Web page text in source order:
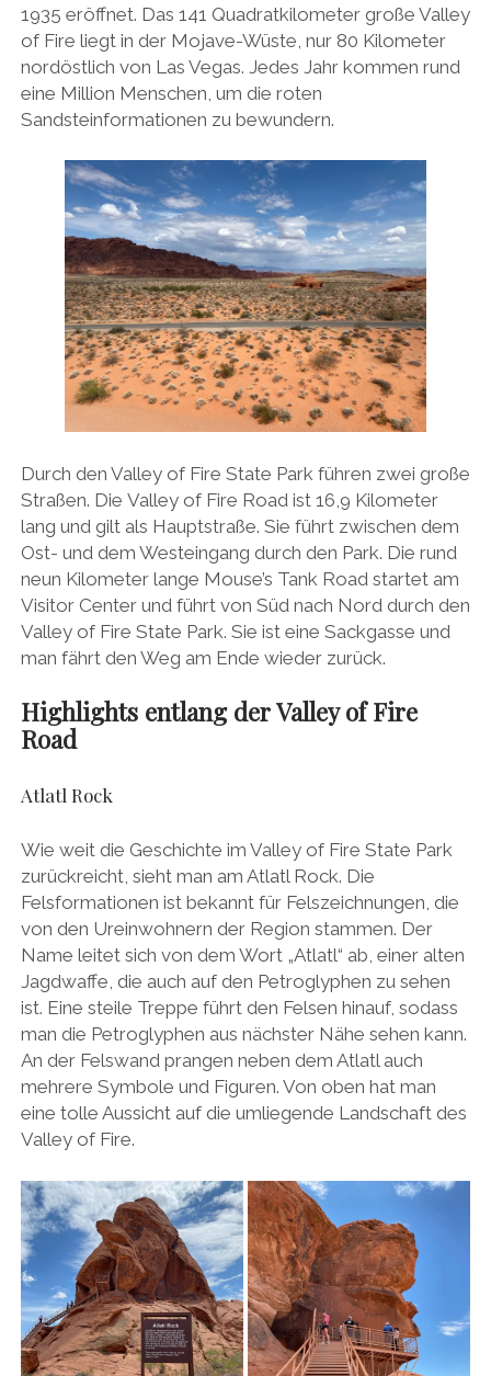
1935 eröffnet. Das 141 Quadratkilometer große Valley
of Fire liegt in der Mojave-Wüste, nur 80 Kilometer
nordöstlich von Las Vegas. Jedes Jahr kommen rund
eine Million Menschen, um die roten
Sandsteinformationen zu bewundern.
Durch den Valley of Fire State Park führen zwei große
Straßen. Die Valley of Fire Road ist 16,9 Kilometer
lang und gilt als Hauptstraße. Sie führt zwischen dem
Ost- und dem Westeingang durch den Park. Die rund
neun Kilometer lange Mouse’s Tank Road startet am
Visitor Center und führt von Süd nach Nord durch den
Valley of Fire State Park. Sie ist eine Sackgasse und
man fährt den Weg am Ende wieder zurück.
Highlights entlang der Valley of Fire
Road
Atlatl Rock
Wie weit die Geschichte im Valley of Fire State Park
zurückreicht, sieht man am Atlatl Rock. Die
Felsformationen ist bekannt für Felszeichnungen, die
von den Ureinwohnern der Region stammen. Der
Name leitet sich von dem Wort „Atlatl“ ab, einer alten
Jagdwaffe, die auch auf den Petroglyphen zu sehen
ist. Eine steile Treppe führt den Felsen hinauf, sodass
man die Petroglyphen aus nächster Nähe sehen kann.
An der Felswand prangen neben dem Atlatl auch
mehrere Symbole und Figuren. Von oben hat man
eine tolle Aussicht auf die umliegende Landschaft des
Valley of Fire.